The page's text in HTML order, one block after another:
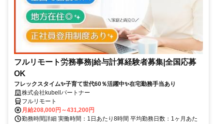
フルリモート労務事務|給与計算経験者募集|全国応募
OK
フレックスタイム✨子育て世代60％活躍中✨在宅勤務手当あり
株式会社kubellパートナー
フルリモート
月給208,000円～431,200円
勤務時間詳細 実働時間：1日あたり8時間 平均勤務日数：1ヶ月あた